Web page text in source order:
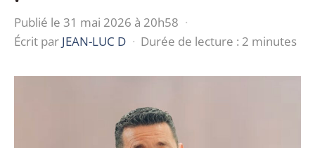
Publié le 31 mai 2026 à 20h58 ·
Écrit par JEAN-LUC D · Durée de lecture : 2 minutes